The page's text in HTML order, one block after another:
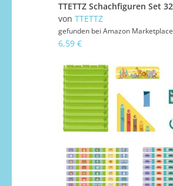
von TTETTZ
gefunden bei Amazon Marketplace
6,59 €